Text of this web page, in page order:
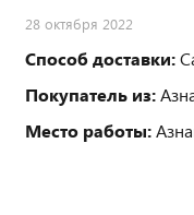
28 октября 2022
Способ доставки:
Покупатель из:
Место работы: